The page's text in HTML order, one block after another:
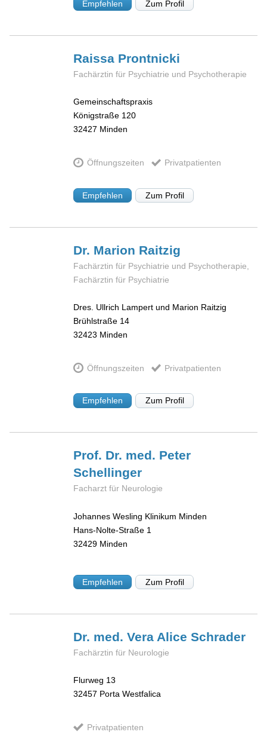
Empfehlen Zum Profil
Raissa Prontnicki
Fachärztin für Psychiatrie und Psychotherapie
Gemeinschaftspraxis
Königstraße 120
32427 Minden
Öffnungszeiten Privatpatienten
Empfehlen Zum Profil
Dr. Marion Raitzig
Fachärztin für Psychiatrie und Psychotherapie,
Fachärztin für Psychiatrie
Dres. Ullrich Lampert und Marion Raitzig
Brühlstraße 14
32423 Minden
Öffnungszeiten Privatpatienten
Empfehlen Zum Profil
Prof. Dr. med. Peter
Schellinger
Facharzt für Neurologie
Johannes Wesling Klinikum Minden
Hans-Nolte-Straße 1
32429 Minden
Empfehlen Zum Profil
Dr. med. Vera AliceSchrader
Fachärztin für Neurologie
Flurweg 13
32457 Porta Westfalica
Privatpatienten